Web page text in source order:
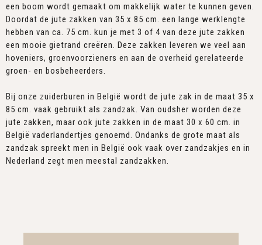
een boom wordt gemaakt om makkelijk water te kunnen geven.
Doordat de jute zakken van 35 x 85 cm. een lange werklengte
hebben van ca. 75 cm. kun je met 3 of 4 van deze jute zakken
een mooie gietrand creëren. Deze zakken leveren we veel aan
hoveniers, groenvoorzieners en aan de overheid gerelateerde
groen- en bosbeheerders.
Bij onze zuiderburen in België wordt de jute zak in de maat 35 x
85 cm. vaak gebruikt als zandzak. Van oudsher worden deze
jute zakken, maar ook jute zakken in de maat 30 x 60 cm. in
België vaderlandertjes genoemd. Ondanks de grote maat als
zandzak spreekt men in België ook vaak over zandzakjes en in
Nederland zegt men meestal zandzakken.